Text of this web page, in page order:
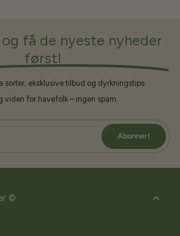
få de nyeste nyheder
først!
sorter, eksklusive tilbud og dyrkningstips.
viden for havefolk – ingen spam.
Abonner!
©